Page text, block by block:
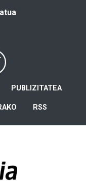
PUBLIZITATEA
RSS